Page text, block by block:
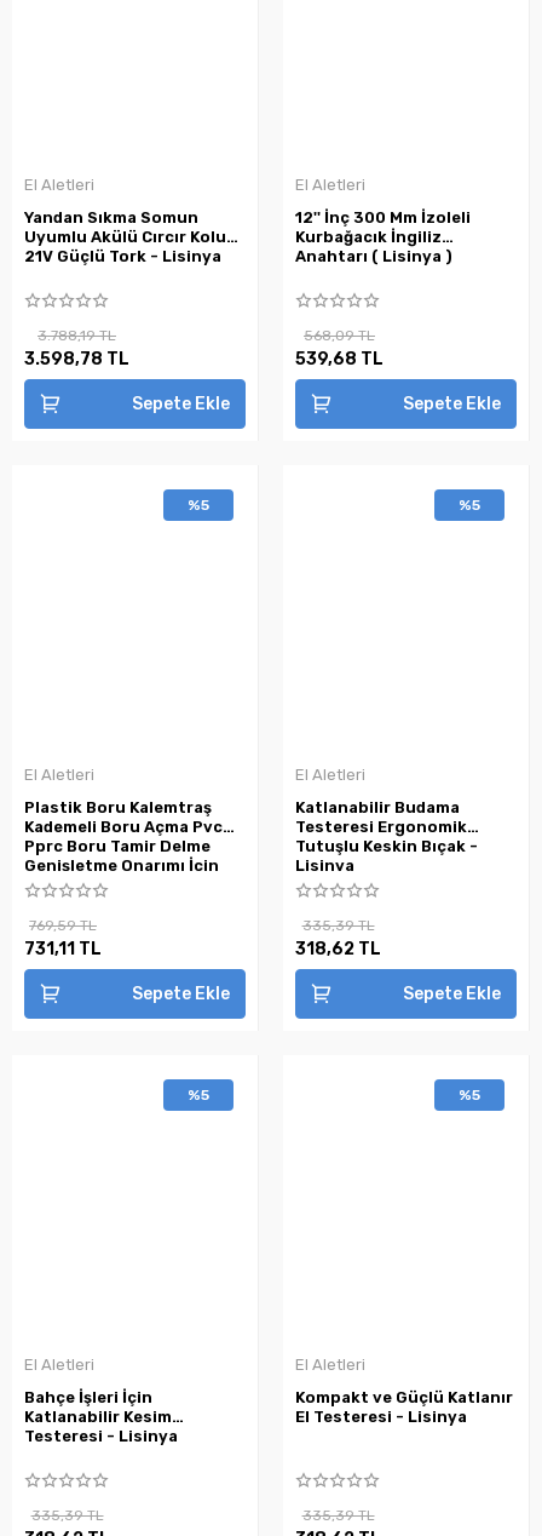
El Aletleri
Yandan Sıkma Somun
Uyumlu Akülü Cırcır Kolu
21V Güçlü Tork - Lisinya
3.788,19 TL
3.598,78 TL
Sepete Ekle
El Aletleri
12'' İnç 300 Mm İzoleli
Kurbağacık İngiliz
Anahtarı ( Lisinya )
568,09 TL
539,68 TL
Sepete Ekle
%5
El Aletleri
Plastik Boru Kalemtraş
Kademeli Boru Açma Pvc
Pprc Boru Tamir Delme
Genişletme Onarımı İçin
3lü Havşa Seti ( Lisinya )
769,59 TL
731,11 TL
Sepete Ekle
%5
El Aletleri
Katlanabilir Budama
Testeresi Ergonomik
Tutuşlu Keskin Bıçak -
Lisinya
335,39 TL
318,62 TL
Sepete Ekle
%5
El Aletleri
Bahçe İşleri İçin
Katlanabilir Kesim
Testeresi - Lisinya
335,39 TL
%5
El Aletleri
Kompakt ve Güçlü Katlanır
El Testeresi - Lisinya
335,39 TL